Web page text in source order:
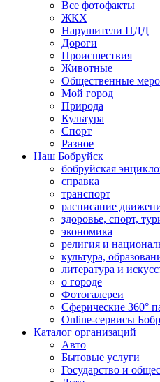
Все фотофакты
ЖКХ
Нарушители ПДД
Дороги
Происшествия
Животные
Общественные
Мой город
Природа
Культура
Спорт
Разное
Наш Бобруйск
бобруйская
справка
транспорт
расписание
здоровье, спорт,
экономика
религия и
культура,
литература и
о городе
Фотогалереи
Сферические 360°
Online-сервисы
Каталог организаций
Авто
Бытовые услуги
Государство и